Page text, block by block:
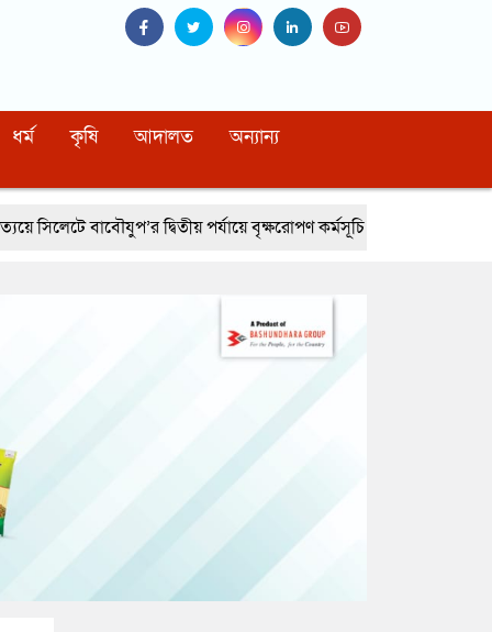
ধর্ম কৃষি আদালত অন্যান্য
দ্বিতীয় পর্যায়ে বৃক্ষরোপণ কর্মসূচি সম্পন্ন নোয়াখালীর বেগমগঞ্জে